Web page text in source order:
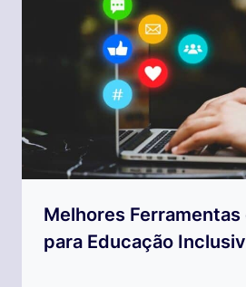
Melhores
para Educação